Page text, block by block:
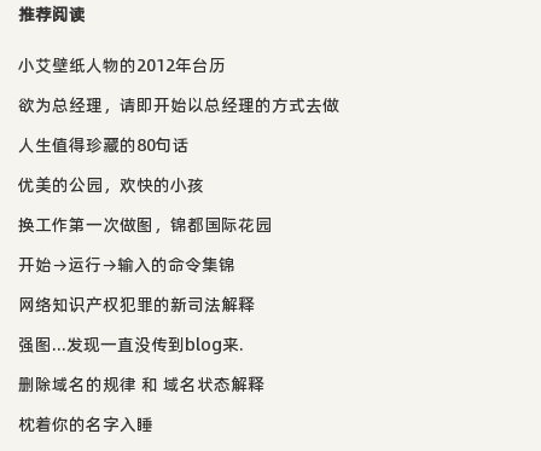
推荐阅读
小艾壁纸人物的2012年台历
欲为总经理，请即开始以总经理的方式去做
人生值得珍藏的80句话
优美的公园，欢快的小孩
换工作第一次做图，锦都国际花园
开始→运行→输入的命令集锦
网络知识产权犯罪的新司法解释
强图...发现一直没传到blog来.
删除域名的规律 和 域名状态解释
枕着你的名字入睡